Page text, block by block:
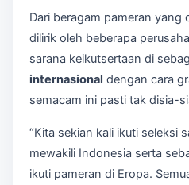
Dari beragam pameran yang
dilirik oleh beberapa
sarana keikutsertaan di
internasional dengan cara
semacam ini pasti tak disia-
“Kita sekian kali ikuti seleksi
mewakili Indonesia serta
ikuti pameran di Eropa.